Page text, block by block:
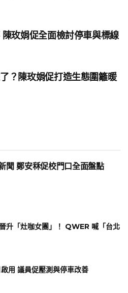
玫娟促全面檢討停車與標線
？陳玫娟促打造生態圍籬暖
聞 鄭安秝促校門口全面盤點
升「灶咖女團」！ QWER 喊「台北
用 議員促壓測與停車改善